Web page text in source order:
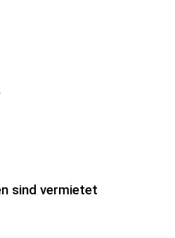
sind vermietet